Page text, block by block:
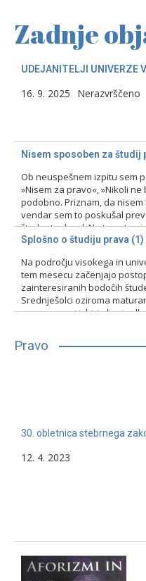
Zadnje
UDEJANITELJI UNIVERZE
16. 9. 2025 Nerazvrščeno
Nisem sposoben za študij
Ob neuspešnem izpitu sem
»Nisem za pravo«, »Nikoli
podobno. Priznam, da
vendar sem to poskušal
študent odzval. Na tovrstne
zlasti pri prvih izpitih, kajti ni
15. 2. 2024 Nerazvrščeno
Splošno o študiju prava (1)
Na področju visokega in
tem mesecu začenjajo
zainteresiranih bodočih
Srednješolci oziroma
programe pri izbiri ali pri
Pravo
30. obletnica stebrnega
12. 4. 2023